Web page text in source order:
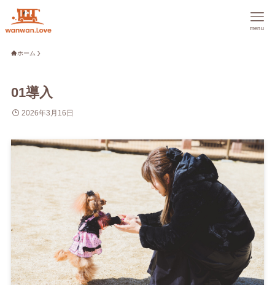
menu
ホーム
01導入
2026年3月16日